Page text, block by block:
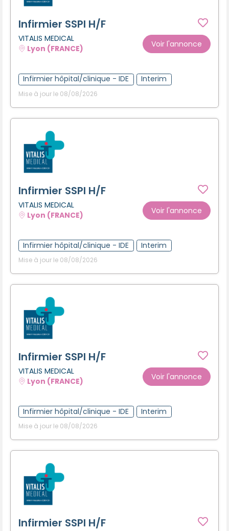
Infirmier SSPI H/F
VITALIS MEDICAL
Lyon (FRANCE)
Voir l'annonce
Infirmier hôpital/clinique - IDE Interim
Mise à jour le 08/08/2026
Infirmier SSPI H/F
VITALIS MEDICAL
Lyon (FRANCE)
Voir l'annonce
Infirmier hôpital/clinique - IDE Interim
Mise à jour le 08/08/2026
Infirmier SSPI H/F
VITALIS MEDICAL
Lyon (FRANCE)
Voir l'annonce
Infirmier hôpital/clinique - IDE Interim
Mise à jour le 08/08/2026
Infirmier SSPI H/F